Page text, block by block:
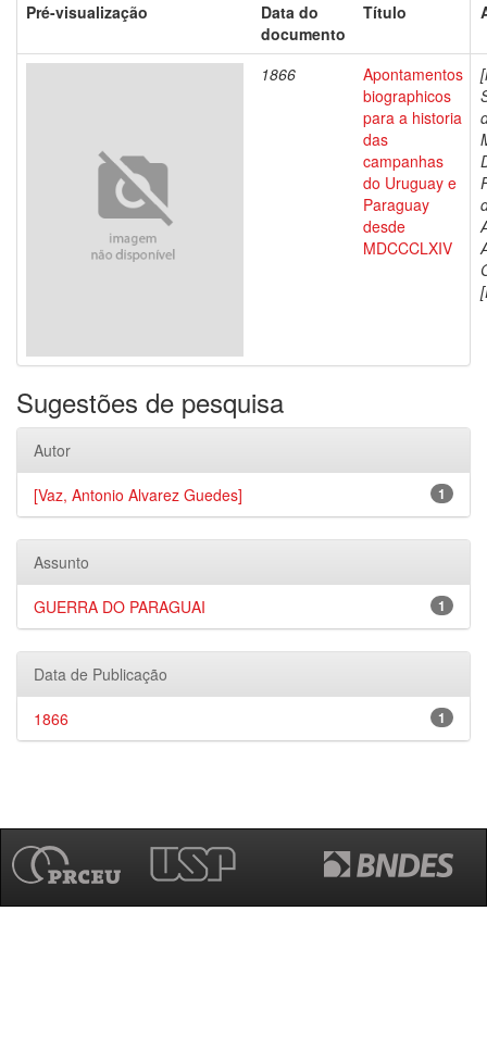
Pré-visualização
Data do
documento
Título
1866
Apontamentos
biographicos
para a historia
das
campanhas
do Uruguay e
Paraguay
desde
MDCCCLXIV
Sugestões de pesquisa
Autor
1
[Vaz, Antonio Alvarez Guedes]
Assunto
1
GUERRA DO PARAGUAI
Data de Publicação
1
1866